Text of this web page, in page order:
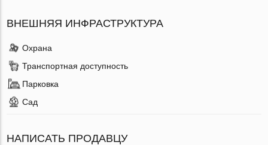
ВНЕШНЯЯ ИНФРАСТРУКТУРА
Охрана
Транспортная доступность
Парковка
Сад
НАПИСАТЬ ПРОДАВЦУ